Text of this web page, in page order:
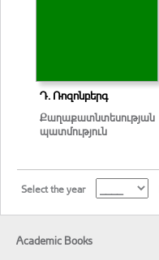
Դ. Ռոզոնբերգ
Քաղաքատնտեսության
պատմություն
Select the year
Academic Books